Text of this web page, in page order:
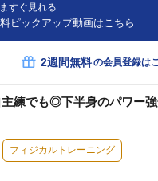
すぐ見れる
ピックアップ動画はこちら
2週間無料の会員登録は
主練でも◎下半身のパワー
フィジカルトレーニング